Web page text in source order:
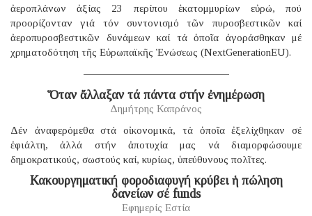
ἀεροπλάνων ἀξίας 23 περίπου ἑκατομμυρίων εὐρώ, πού
προορίζονταν γιά τόν συντονισμό τῶν πυροσβεστικῶν καί
ἀεροπυροσβεστικῶν δυνάμεων καί τά ὁποῖα ἀγοράσθηκαν μέ
χρηματοδότηση τῆς Εὐρωπαϊκῆς Ἑνώσεως (NextGenerationEU).
Ὅταν ἄλλαξαν τά πάντα στήν ἐνημέρωση
Δημήτρης Καπράνος
Δέν ἀναφερόμεθα στά οἰκονομικά, τά ὁποῖα ἐξελίχθηκαν σέ
ἐφιάλτη, ἀλλά στήν ἀποτυχία μας νά διαμορφώσουμε
δημοκρατικούς, σωστούς καί, κυρίως, ὑπεύθυνους πολῖτες.
Κακουργηματική φοροδιαφυγή κρύβει ἡ πώληση
δανείων σέ funds
Εφημερίς Εστία